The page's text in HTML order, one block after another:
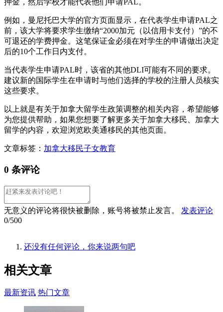
押金，然后学校才能代表他们申请PAL。
例如，曼尼托巴大学的官方页面显示，在代表学生申请PAL之
前，该大学将要求学生缴纳“2000加元（以信用卡支付）”的不
可退还的学费押金。这笔保证金必须在对学生的申请做出决定
后的10个工作日内支付。
当代表学生申请PAL时，该省的其他DLI可能有不同的要求。
建议新的国际学生在申请时与他们选择的学校的注册人员核实
这些要求。
以上就是有关于加拿大留学生政策调整的相关内容，希望能够
为您提供帮助，如果您想要了解更多关于加拿大移民、加拿大
留学的内容，欢迎浏览欧美通移民的其他页面。
文章标签： 加拿大移民子女教育
0 条评论
无意义的评论将很快被删除，账号将被禁止发言。
发表评论
0/500
还没有任何评论，你来说两句吧
相关文章
最新资讯 热门文章